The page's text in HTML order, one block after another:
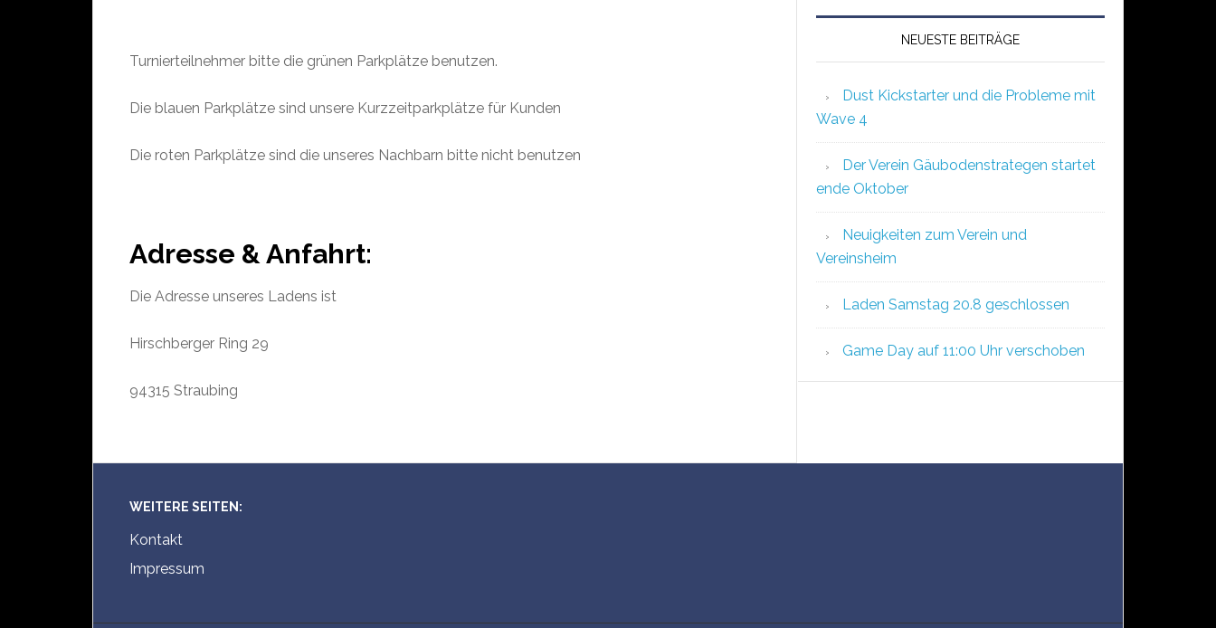
Turnierteilnehmer bitte die grünen Parkplätze benutzen.
Die blauen Parkplätze sind unsere Kurzzeitparkplätze für Kunden
Die roten Parkplätze sind die unseres Nachbarn bitte nicht benutzen
Adresse & Anfahrt:
Die Adresse unseres Ladens ist
Hirschberger Ring 29
94315 Straubing
NEUESTE BEITRÄGE
Dust Kickstarter und die Probleme mit
Wave 4
Der Verein Gäubodenstrategen startet
ende Oktober
Neuigkeiten zum Verein und
Vereinsheim
Laden Samstag 20.8 geschlossen
Game Day auf 11:00 Uhr verschoben
WEITERE SEITEN:
Kontakt
Impressum